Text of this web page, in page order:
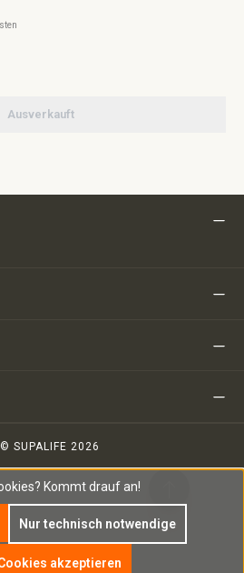
Ausverkauft
© SUPALIFE 2026
Kommt drauf an!
Nur technisch notwendige
akzeptieren